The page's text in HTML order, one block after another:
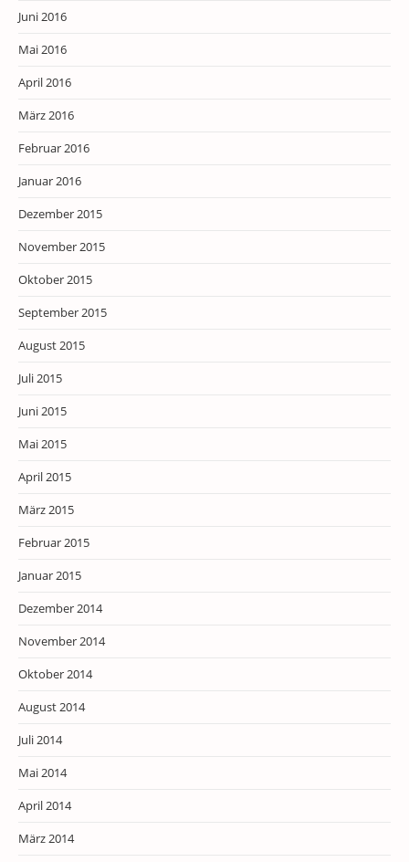
Juni 2016
Mai 2016
April 2016
März 2016
Februar 2016
Januar 2016
Dezember 2015
November 2015
Oktober 2015
September 2015
August 2015
Juli 2015
Juni 2015
Mai 2015
April 2015
März 2015
Februar 2015
Januar 2015
Dezember 2014
November 2014
Oktober 2014
August 2014
Juli 2014
Mai 2014
April 2014
März 2014